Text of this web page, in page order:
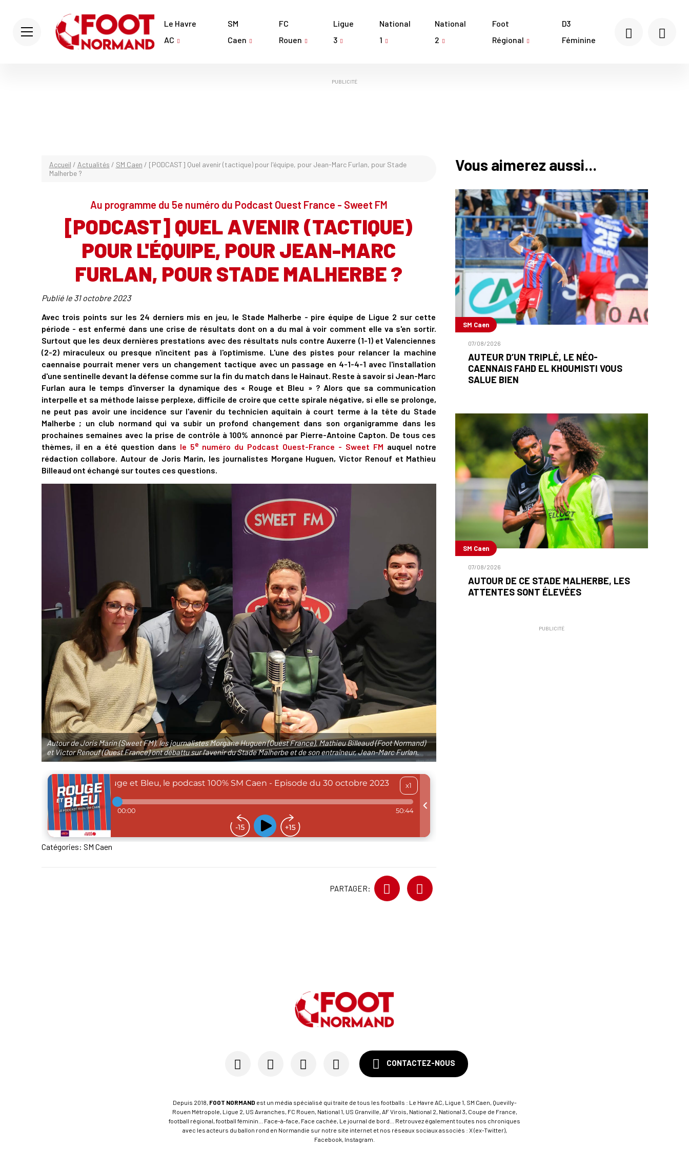
Le Havre
AC
SM
Caen
FC
Rouen
Ligue
3
National
1
National
2
Foot
Régional
D3
Féminine
PUBLICITÉ
Accueil / Actualités / SM Caen / [PODCAST] Quel avenir (tactique) pour l'équipe, pour Jean-Marc Furlan, pour Stade
Malherbe ?
Au programme du 5e numéro du Podcast Ouest France - Sweet FM
[PODCAST] QUEL AVENIR (TACTIQUE)
POUR L'ÉQUIPE, POUR JEAN-MARC
FURLAN, POUR STADE MALHERBE ?
Publié le 31 octobre 2023
Avec trois points sur les 24 derniers mis en jeu, le Stade Malherbe - pire équipe de Ligue 2 sur cette
période - est enfermé dans une crise de résultats dont on a du mal à voir comment elle va s'en sortir.
Surtout que les deux dernières prestations avec des résultats nuls contre Auxerre (1-1) et Valenciennes
(2-2) miraculeux ou presque n'incitent pas à l'optimisme. L'une des pistes pour relancer la machine
caennaise pourrait mener vers un changement tactique avec un passage en 4-1-4-1 avec l'installation
d'une sentinelle devant la défense comme sur la fin du match dans le Hainaut. Reste à savoir si Jean-Marc
Furlan aura le temps d'inverser la dynamique des « Rouge et Bleu » ? Alors que sa communication
interpelle et sa méthode laisse perplexe, difficile de croire que cette spirale négative, si elle se prolonge,
ne peut pas avoir une incidence sur l'avenir du technicien aquitain à court terme à la tête du Stade
Malherbe ; un club normand qui va subir un profond changement dans son organigramme dans les
prochaines semaines avec la prise de contrôle à 100% annoncé par Pierre-Antoine Capton. De tous ces
thèmes, il en a été question dans le 5e numéro du Podcast Ouest-France - Sweet FM auquel notre
rédaction collabore. Autour de Joris Marin, les journalistes Morgane Huguen, Victor Renouf et Mathieu
Billeaud ont échangé sur toutes ces questions.
Autour de Joris Marin (Sweet FM), les journalistes Morgane Huguen (Ouest France), Mathieu Billeaud (Foot Normand)
et Victor Renouf (Ouest France) ont débattu sur l'avenir du Stade Malherbe et de son entraîneur, Jean-Marc Furlan.
Catégories: SM Caen
PARTAGER:
Vous aimerez aussi...
SM Caen
07/08/2026
AUTEUR D’UN TRIPLÉ, LE NÉO-
CAENNAIS FAHD EL KHOUMISTI VOUS
SALUE BIEN
SM Caen
07/08/2026
AUTOUR DE CE STADE MALHERBE, LES
ATTENTES SONT ÉLEVÉES
PUBLICITÉ
CONTACTEZ-NOUS
Depuis 2018, FOOT NORMAND est un média spécialisé qui traite de tous les footballs : Le Havre AC, Ligue 1, SM Caen, Quevilly-
Rouen Métropole, Ligue 2, US Avranches, FC Rouen, National 1, US Granville, AF Virois, National 2, National 3, Coupe de France,
football régional, football féminin... Face-à-face, Face cachée, Le journal de bord... Retrouvez également toutes nos chroniques
avec les acteurs du ballon rond en Normandie sur notre site internet et nos réseaux sociaux associés : X (ex-Twitter),
Facebook, Instagram.